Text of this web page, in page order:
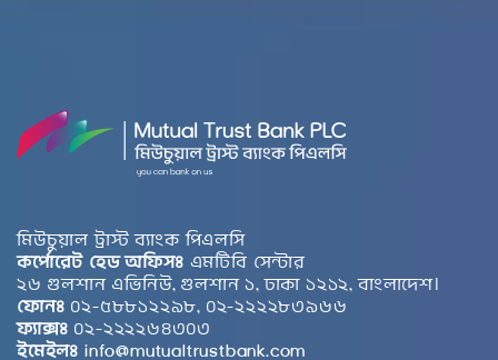
মিউচুয়াল ট্রাস্ট ব্যাংক পিএলসি
কর্পোরেট হেড অফিসঃ এমটিবি সেন্টার
২৬ গুলশান এভিনিউ, গুলশান ১, ঢাকা ১২১২, বাংলাদেশ।
ফোনঃ ০২-৫৮৮১২২৯৮, ০২-২২২২৮৩৯৬৬
ফ্যাক্সঃ ০২-২২২২৬৪৩০৩
ইমেইলঃ info@mutualtrustbank.com